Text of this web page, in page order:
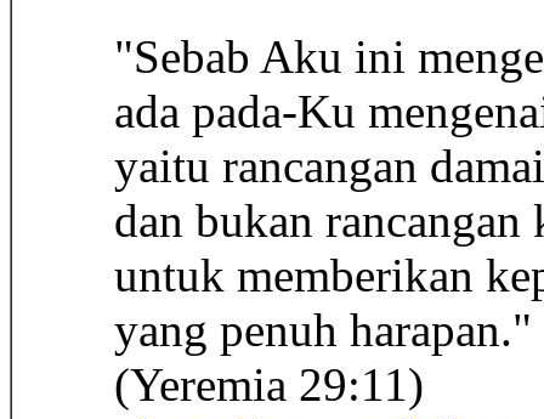
"Sebab Aku ini
ada pada-Ku
yaitu rancangan
dan bukan rancangan
untuk memberikan
yang penuh harapan."
(Yeremia 29:11)